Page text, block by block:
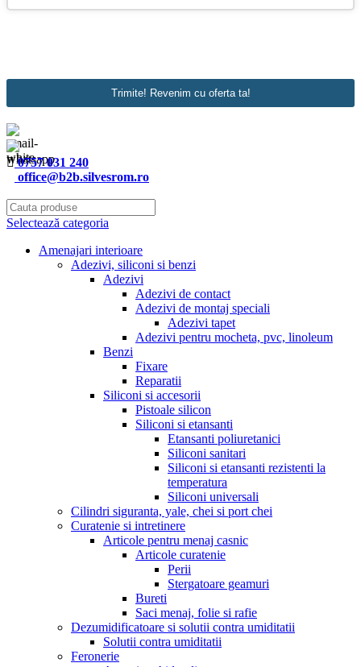
Trimite! Revenim cu oferta ta!
0757 031 240
office@b2b.silvesrom.ro
Selectează categoria
Amenajari interioare
Adezivi, siliconi si benzi
Adezivi
Adezivi de contact
Adezivi de montaj speciali
Adezivi tapet
Adezivi pentru mocheta, pvc, linoleum
Benzi
Fixare
Reparatii
Siliconi si accesorii
Pistoale silicon
Siliconi si etansanti
Etansanti poliuretanici
Siliconi sanitari
Siliconi si etansanti rezistenti la
temperatura
Siliconi universali
Cilindri siguranta, yale, chei si port chei
Curatenie si intretinere
Articole pentru menaj casnic
Articole curatenie
Perii
Stergatoare geamuri
Bureti
Saci menaj, folie si rafie
Dezumidificatoare si solutii contra umiditatii
Solutii contra umiditatii
Feronerie